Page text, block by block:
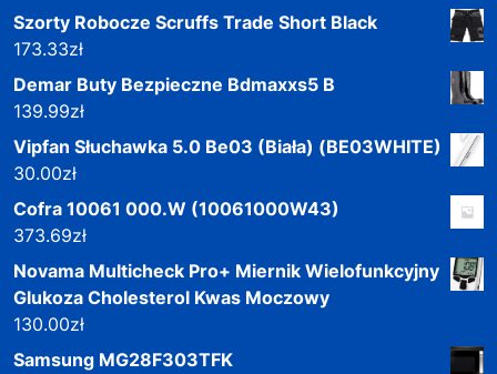
Szorty Robocze Scruffs Trade Short Black
173.33zł
Demar Buty Bezpieczne Bdmaxxs5 B
139.99zł
Vipfan Słuchawka 5.0 Be03 (Biała) (BE03WHITE)
30.00zł
Cofra 10061 000.W (10061000W43)
373.69zł
Novama Multicheck Pro+ Miernik Wielofunkcyjny
Glukoza Cholesterol Kwas Moczowy
130.00zł
Samsung MG28F303TFK